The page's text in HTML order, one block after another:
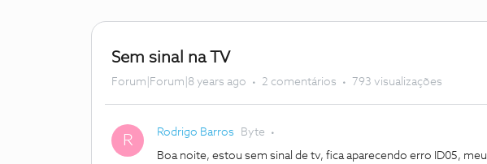
Sem sinal na TV
Forum|Forum|8 years ago 2 comentários 793 visualizações
R Rodrigo Barros Byte
Boa noite, estou sem sinal de tv, fica aparecendo erro ID05,